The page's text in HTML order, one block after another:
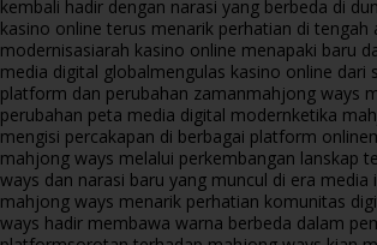
kembali hadir dengan narasi yang berbeda di
kasino online terus menarik perhatian di tengah
modernisasiarah kasino online menapaki baru
media digital globalmengulas kasino online dari
platform dan perubahan zamanmahjong ways
perubahan peta media digital modernketika
mengisi percakapan di berbagai platform online
mahjong ways melalui perkembangan lanskap
ways dan narasi baru yang muncul di era media
mahjong ways menarik perhatian komunitas
ways hadir membawa warna berbeda dalam